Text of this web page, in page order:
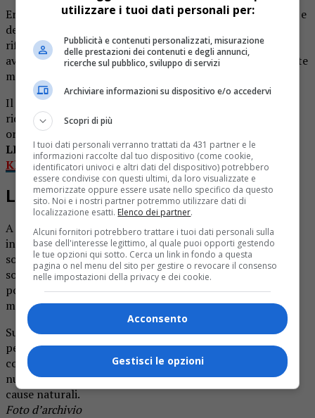
Era ospite di due amici che lo avevano visto in giro sporco e
denutrito, e lo avevano invitato nel loro alloggio per
rifocillarsi e farsi una doccia. Ma il gesto di solidarietà ha
avuto un epilogo tragico: l’uomo è morto improvvisamente
mentre faceva la doccia.
Il dramma è accaduto l’altro giorno a Chiavazza, centro a
ridosso di Biella. La vittima è un senzatetto di 58 anni
originario della provincia di Cuneo.
LEGGI ANCHE:Folgorato nella vasca: ultimo saluto a
Klaudio, 32 anni
L’intervento dei soccorritori
A dare l’allarme sono stati gli stessi amici che lo avevano
invitato in casa propria. Non vedendolo uscire dal bagno,
sono entrati e lo hanno trovato riverso. Hanno chiamato i
soccorsi, ma gli operatori sanitari del 118 non hanno
potuto fare nulla per rianimare l’uomo, stroncato da un
malore.
Sul posto anche gli agenti di polizia per i rilievi del caso e
per ascoltare le testimonianze dei padroni di casa. Sul
corpo dell’uomo è stata ordinata l’autopsia, ma non c’è
nulla che possa far pensare ad altro che a una morte per
cause naturali.
Foto d’archivio
utilizzare i tuoi dati personali per:
Pubblicità e contenuti personalizzati, misurazione
delle prestazioni dei contenuti e degli annunci,
ricerche sul pubblico, sviluppo di servizi
Archiviare informazioni su dispositivo e/o accedervi
Scopri di più
I tuoi dati personali verranno trattati da 431 partner e le
informazioni raccolte dal tuo dispositivo (come cookie,
identificatori univoci e altri dati del dispositivo) potrebbero
essere condivise con questi ultimi, da loro visualizzate e
memorizzate oppure essere usate nello specifico da questo
sito. Noi e i nostri partner potremmo utilizzare dati di
localizzazione esatti. Elenco dei partner.
Alcuni fornitori potrebbero trattare i tuoi dati personali sulla
base dell'interesse legittimo, al quale puoi opporti gestendo
le tue opzioni qui sotto. Cerca un link in fondo a questa
pagina o nel menu del sito per gestire o revocare il consenso
nelle impostazioni della privacy e dei cookie.
Acconsento
Gestisci le opzioni